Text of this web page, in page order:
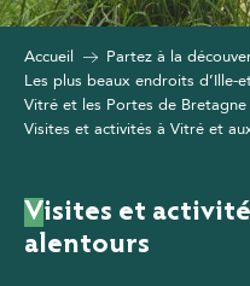
Accueil
Partez à la
Les plus beaux endroits d’Ille-
Vitré et les Portes de Bretagne
Visites et activités à Vitré et
Visites et activités à Vitré et aux
alentours